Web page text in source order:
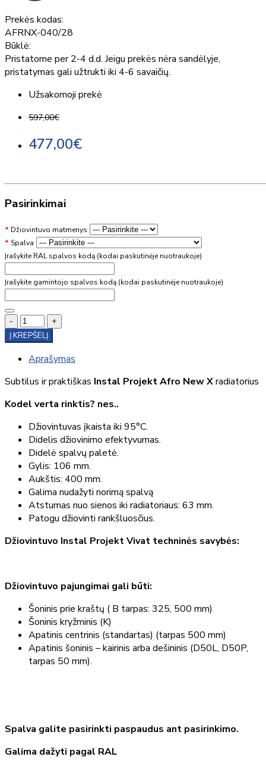
Prekės kodas:
AFRNX-040/28
Būklė:
Pristatome per 2-4 d.d. Jeigu prekės nėra sandėlyje,
pristatymas gali užtrukti iki 4-6 savaičių.
Užsakomoji prekė
597,00€
477,00€
Pasirinkimai
Džiovintuvo matmenys
Spalva
Įrašykite RAL spalvos kodą (kodai paskutinėje nuotraukoje)
Įrašykite gamintojo spalvos kodą (kodai paskutinėje nuotraukoje)
-
+
Į KREPŠELĮ
Aprašymas
Subtilus ir praktiškas Instal Projekt Afro New Xradiatorius
Kodel verta rinktis? nes..
Džiovintuvas įkaista iki 95°C.
Didelis džiovinimo efektyvumas.
Didelė spalvų paletė.
Gylis: 106 mm.
Aukštis: 400 mm.
Galima nudažyti norimą spalvą
Atstumas nuo sienos iki radiatoriaus: 63 mm.
Patogu džiovinti rankšluosčius.
Džiovintuvo Instal Projekt Vivat techninės savybės:
Džiovintuvo pajungimai gali būti:
Šoninis prie kraštų ( B tarpas: 325, 500 mm)
Šoninis kryžminis (K)
Apatinis centrinis (standartas) (tarpas 500 mm)
Apatinis šoninis – kairinis arba dešininis (D50L, D50P,
tarpas 50 mm).
Spalva galite pasirinkti paspaudus ant pasirinkimo.
Galima dažyti pagal RAL